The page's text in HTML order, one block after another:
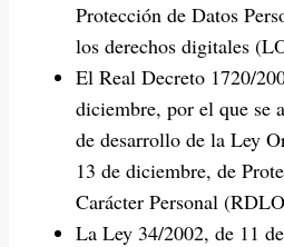
Protección de Datos
los derechos digitales
El Real Decreto 1720/
diciembre, por el que se
de desarrollo de la Ley
13 de diciembre, de
Carácter Personal
La Ley 34/2002, de 11